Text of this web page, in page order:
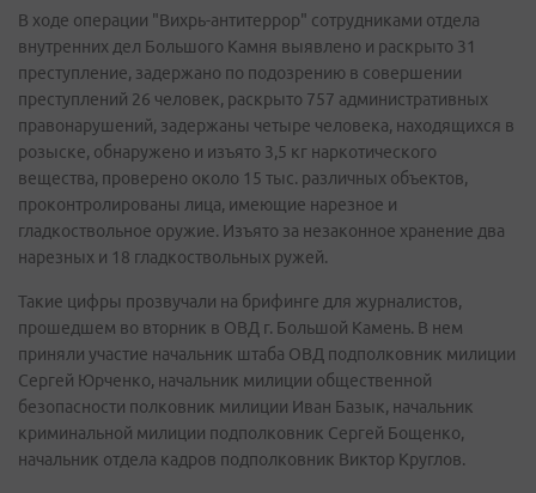
В ходе операции "Вихрь-антитеррор" сотрудниками отдела
внутренних дел Большого Камня выявлено и раскрыто 31
преступление, задержано по подозрению в совершении
преступлений 26 человек, раскрыто 757 административных
правонарушений, задержаны четыре человека, находящихся в
розыске, обнаружено и изъято 3,5 кг наркотического
вещества, проверено около 15 тыс. различных объектов,
проконтролированы лица, имеющие нарезное и
гладкоствольное оружие. Изъято за незаконное хранение два
нарезных и 18 гладкоствольных ружей.
Такие цифры прозвучали на брифинге для журналистов,
прошедшем во вторник в ОВД г. Большой Камень. В нем
приняли участие начальник штаба ОВД подполковник милиции
Сергей Юрченко, начальник милиции общественной
безопасности полковник милиции Иван Базык, начальник
криминальной милиции подполковник Сергей Бощенко,
начальник отдела кадров подполковник Виктор Круглов.